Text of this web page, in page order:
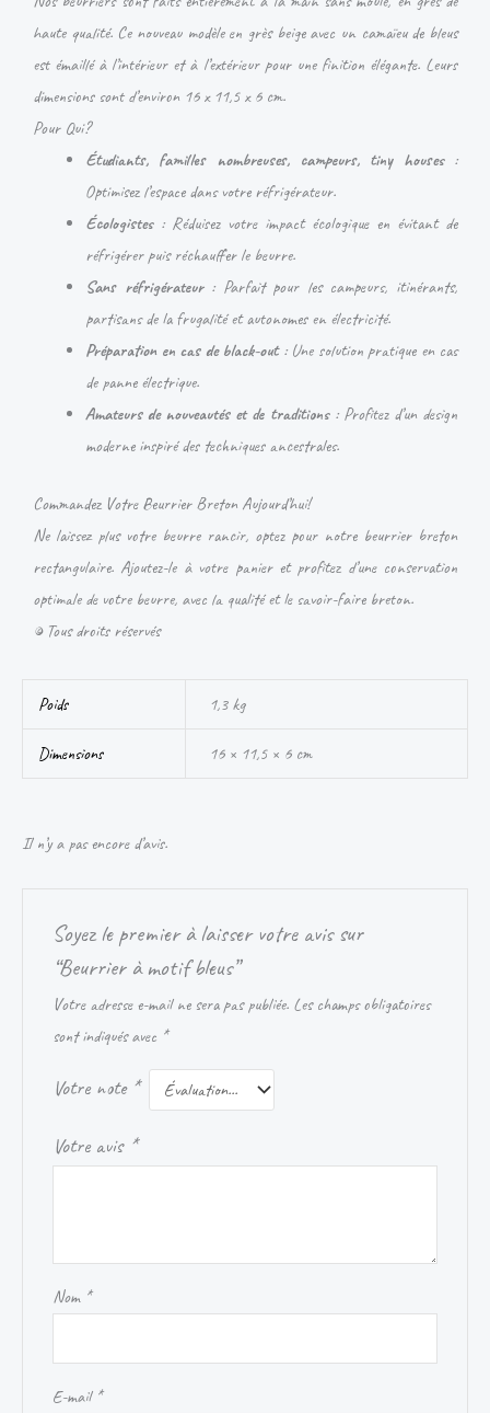
haute qualité. Ce nouveau modèle en grès beige avec un camaïeu de bleus
est émaillé à l’intérieur et à l’extérieur pour une finition élégante. Leurs
dimensions sont d’environ 16 x 11,5 x 6 cm.
Pour Qui?
Étudiants, familles nombreuses, campeurs, tiny houses:
Optimisez l’espace dans votre réfrigérateur.
Écologistes: Réduisez votre impact écologique en évitant de
réfrigérer puis réchauffer le beurre.
Sans réfrigérateur: Parfait pour les campeurs, itinérants,
partisans de la frugalité et autonomes en électricité.
Préparation en cas de black-out: Une solution pratique en cas
de panne électrique.
Amateurs de nouveautés et de traditions: Profitez d’un design
moderne inspiré des techniques ancestrales.
Commandez Votre Beurrier Breton Aujourd’hui!
Ne laissez plus votre beurre rancir, optez pour notre beurrier breton
rectangulaire. Ajoutez-le à votre panier et profitez d’une conservation
optimale de votre beurre, avec la qualité et le savoir-faire breton.
© Tous droits réservés
Poids 1,3 kg
Dimensions 16 × 11,5 × 6 cm
Il n’y a pas encore d’avis.
Soyez le premier à laisser votre avis sur
“Beurrier à motif bleus”
Votre adresse e-mail ne sera pas publiée. Les champs obligatoires
sont indiqués avec *
Votre note *
Votre avis *
Nom *
E-mail *